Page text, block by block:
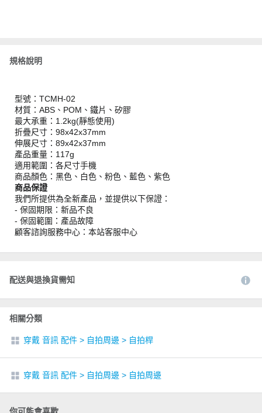
規格說明
型號：TCMH-02
材質：ABS、POM、鐵片、矽膠
最大承重：1.2kg(靜態使用)
折疊尺寸：98x42x37mm
伸展尺寸：89x42x37mm
產品重量：117g
適用範圍：各尺寸手機
商品顏色：黑色、白色、粉色、藍色、紫色
商品保證
我們所提供為全新產品，並提供以下保證：
- 保固期限：新品不良
- 保固範圍：產品故障
顧客諮詢服務中心：本站客服中心
配送與退換貨需知
相關分類
穿戴 音訊 配件 > 自拍周邊 > 自拍桿
穿戴 音訊 配件 > 自拍周邊 > 自拍周邊